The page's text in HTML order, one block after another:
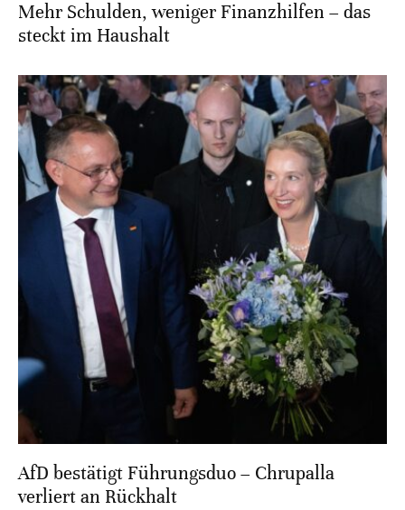
Mehr Schulden, weniger Finanzhilfen – das
steckt im Haushalt
AfD bestätigt Führungsduo – Chrupalla
verliert an Rückhalt